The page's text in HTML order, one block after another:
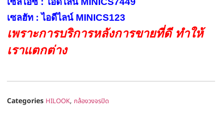
เซลฮัท : ไอดีไลน์ MINICS123
เพราะการบริการหลังการขายที่ดี ทำให้
เราแตกต่าง
Categories HILOOK, กล้องวงจรปิด